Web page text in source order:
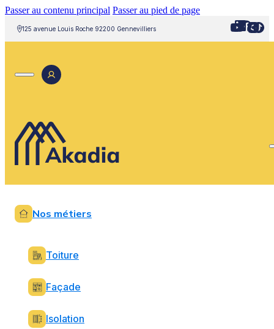
Passer au contenu principal Passer au pied de page
125 avenue Louis Roche 92200 Gennevilliers
Nos métiers
Toiture
Façade
Isolation